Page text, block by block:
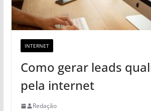
INTERNET
Como gerar leads
pela internet
Redação